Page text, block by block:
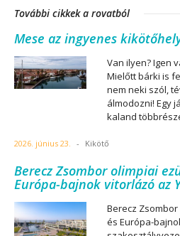
További cikkek a rovatból
Mese az ingyenes
Van ilyen? Igen
Mielőtt bárki is
nem neki szól,
álmodozni! Egy
kaland
2026. június 23. - Kikötő
Berecz Zsombor olimpiai
Európa-bajnok vitorlázó az
Berecz
és Európa-